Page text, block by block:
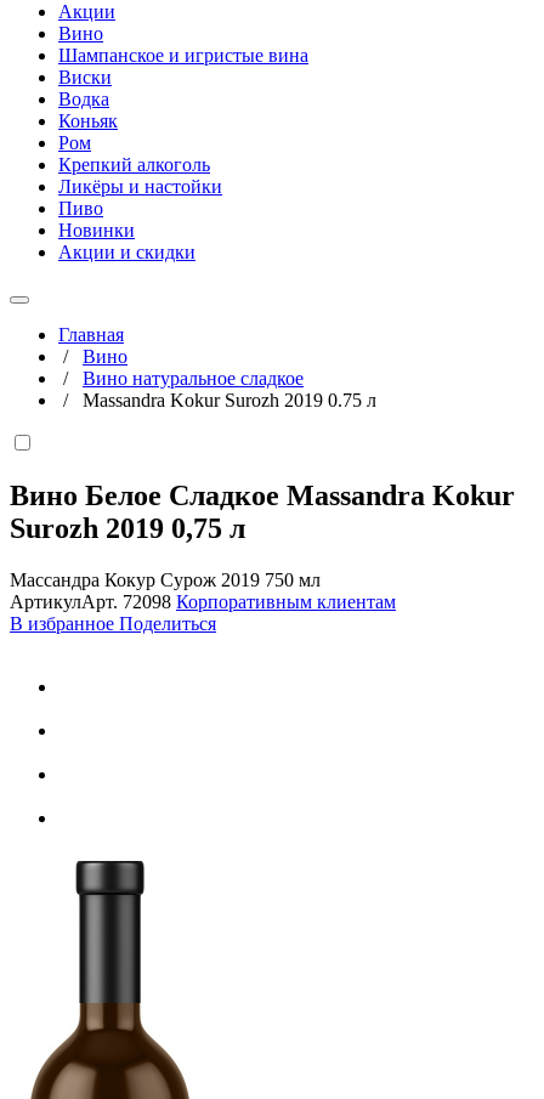
Акции
Вино
Шампанское и игристые вина
Виски
Водка
Коньяк
Ром
Крепкий алкоголь
Ликёры и настойки
Пиво
Новинки
Акции и скидки
Главная
/ Вино
/ Вино натуральное сладкое
/ Massandra Kokur Surozh 2019 0.75 л
Вино Белое Сладкое Massandra Kokur
Surozh 2019 0,75 л
Массандра Кокур Сурож 2019 750 мл
АртикулАрт. 72098 Корпоративным клиентам
В избранное Поделиться